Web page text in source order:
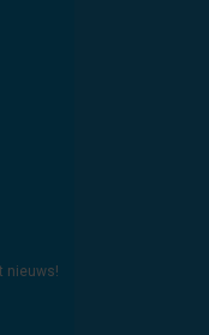
nieuws!